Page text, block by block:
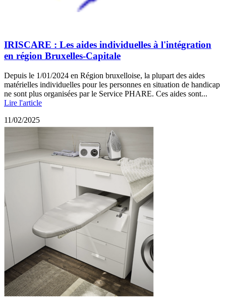
IRISCARE : Les aides individuelles à l'intégration
en région Bruxelles-Capitale
Depuis le 1/01/2024 en Région bruxelloise, la plupart des aides
matérielles individuelles pour les personnes en situation de handicap
ne sont plus organisées par le Service PHARE. Ces aides sont...
Lire l'article
11/02/2025